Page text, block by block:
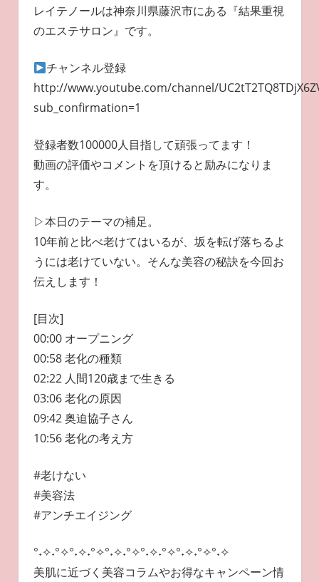
レイテノールは神奈川県藤沢市にある『結果重視
のエステサロン』です。
チャンネル登録
http://www.youtube.com/channel/
sub_confirmation=1
登録者数100000人目指して頑張ってます！
動画の評価やコメントを頂けると励みになりま
す。
▷本日のテーマの補足。
10年前と比べ老けてはいるが、坂を転げ落ちるよ
うには老けていない。そんな美容の秘訣を今回お
伝えします！
[目次]
00:00 オープニング
00:58 老化の種類
02:22 人間120歳まで生きる
03:06 老化の原因
09:42 奥迫協子さん
10:56 老化の考え方
#老けない
#美容法
#アンチエイジング
°˖✧˖°✧°˖✧˖°✧°˖✧˖°✧°˖✧˖°✧°˖✧˖°✧°˖✧
美肌に近づく美容コラムやお得なキャンペーン情